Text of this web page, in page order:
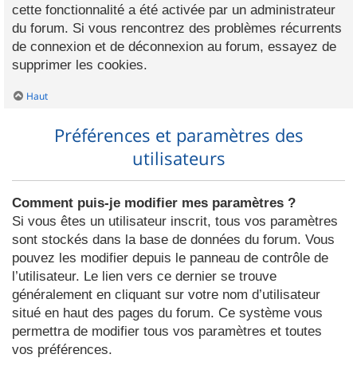
cette fonctionnalité a été activée par un administrateur
du forum. Si vous rencontrez des problèmes récurrents
de connexion et de déconnexion au forum, essayez de
supprimer les cookies.
Haut
Préférences et paramètres des
utilisateurs
Comment puis-je modifier mes paramètres ?
Si vous êtes un utilisateur inscrit, tous vos paramètres
sont stockés dans la base de données du forum. Vous
pouvez les modifier depuis le panneau de contrôle de
l’utilisateur. Le lien vers ce dernier se trouve
généralement en cliquant sur votre nom d’utilisateur
situé en haut des pages du forum. Ce système vous
permettra de modifier tous vos paramètres et toutes
vos préférences.